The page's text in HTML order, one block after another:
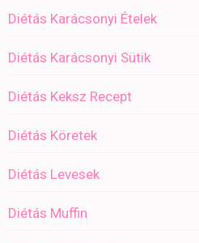
Diétás Karácsonyi Ételek
Diétás Karácsonyi Sütik
Diétás Keksz Recept
Diétás Köretek
Diétás Levesek
Diétás Muffin